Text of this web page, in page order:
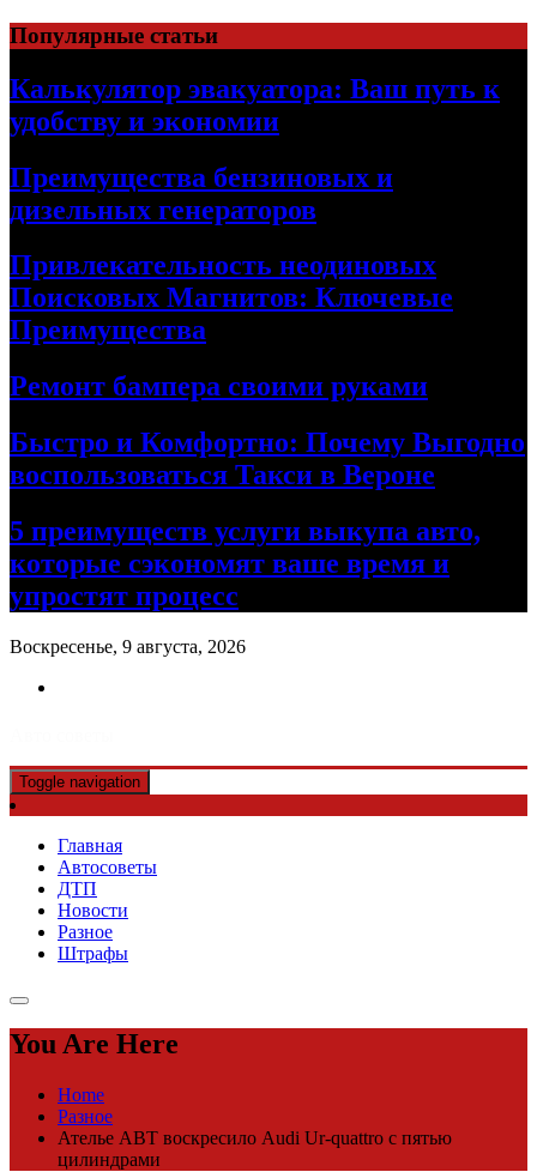
Skip
to
content
Популярные статьи
Калькулятор эвакуатора: Ваш путь к
удобству и экономии
Преимущества бензиновых и
дизельных генераторов
Привлекательность неодиновых
Поисковых Магнитов: Ключевые
Преимущества
Ремонт бампера своими руками
Быстро и Комфортно: Почему Выгодно
воспользоваться Такси в Вероне
5 преимуществ услуги выкупа авто,
которые сэкономят ваше время и
упростят процесс
Воскресенье, 9 августа, 2026
Toggle navigation
Главная
Автосоветы
ДТП
Новости
Разное
Штрафы
You Are Here
Home
Разное
Ателье ABT воскресило Audi Ur-quattro с пятью
цилиндрами